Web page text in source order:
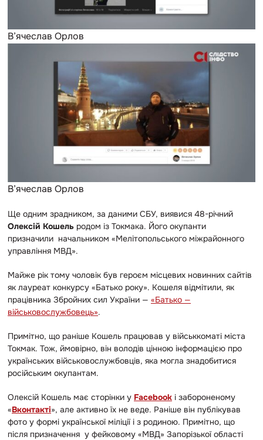
В’ячеслав Орлов
В’ячеслав Орлов
Ще одним зрадником, за даними СБУ, виявися 48-річний
Олексій Кошель родом із Токмака. Його окупанти
призначили начальником «Мелітопольського міжрайонного
управління МВД».
Майже рік тому чоловік був героєм місцевих новинних сайтів
як лауреат конкурсу «Батько року». Кошеля відмітили, як
працівника Збройних сил України — «Батько —
військовослужбовець».
Примітно, що раніше Кошель працював у військкоматі міста
Токмак. Тож, ймовірно, він володів цінною інформацією про
українських військовослужбовців, яка могла знадобитися
російським окупантам.
Олексій Кошель має сторінки у Facebook і забороненому
«Вконтакті», але активно їх не веде. Раніше він публікував
фото у формі української міліції і з родиною. Примітно, що
після призначення у фейковому «МВД» Запорізької області